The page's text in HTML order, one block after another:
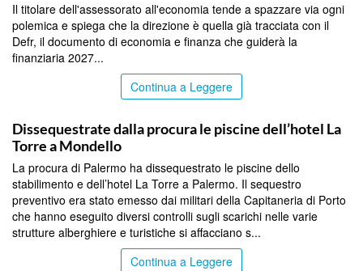
Il titolare dell'assessorato all'economia tende a spazzare via ogni
polemica e spiega che la direzione è quella già tracciata con il
Defr, il documento di economia e finanza che guiderà la
finanziaria 2027...
Continua a Leggere
Dissequestrate dalla procura le piscine dell’hotel La
Torre a Mondello
La procura di Palermo ha dissequestrato le piscine dello
stabilimento e dell’hotel La Torre a Palermo. Il sequestro
preventivo era stato emesso dai militari della Capitaneria di Porto
che hanno eseguito diversi controlli sugli scarichi nelle varie
strutture alberghiere e turistiche si affacciano s...
Continua a Leggere